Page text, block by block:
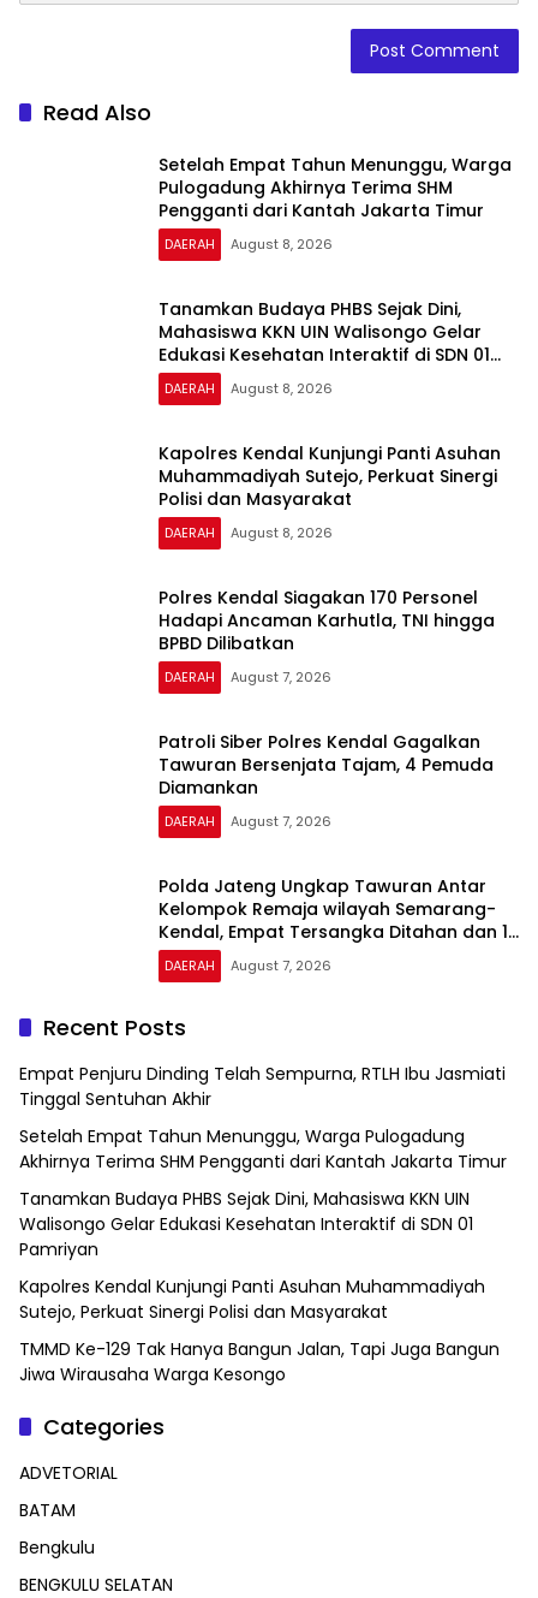
Read Also
Setelah Empat Tahun Menunggu, Warga
Pulogadung Akhirnya Terima SHM
Pengganti dari Kantah Jakarta Timur
DAERAH August 8, 2026
Tanamkan Budaya PHBS Sejak Dini,
Mahasiswa KKN UIN Walisongo Gelar
Edukasi Kesehatan Interaktif di SDN 01
Pamriyan
DAERAH August 8, 2026
Kapolres Kendal Kunjungi Panti Asuhan
Muhammadiyah Sutejo, Perkuat Sinergi
Polisi dan Masyarakat
DAERAH August 8, 2026
Polres Kendal Siagakan 170 Personel
Hadapi Ancaman Karhutla, TNI hingga
BPBD Dilibatkan
DAERAH August 7, 2026
Patroli Siber Polres Kendal Gagalkan
Tawuran Bersenjata Tajam, 4 Pemuda
Diamankan
DAERAH August 7, 2026
Polda Jateng Ungkap Tawuran Antar
Kelompok Remaja wilayah Semarang-
Kendal, Empat Tersangka Ditahan dan 17
DPO Diburu
DAERAH August 7, 2026
Recent Posts
Empat Penjuru Dinding Telah Sempurna, RTLH Ibu Jasmiati
Tinggal Sentuhan Akhir
Setelah Empat Tahun Menunggu, Warga Pulogadung
Akhirnya Terima SHM Pengganti dari Kantah Jakarta Timur
Tanamkan Budaya PHBS Sejak Dini, Mahasiswa KKN UIN
Walisongo Gelar Edukasi Kesehatan Interaktif di SDN 01
Pamriyan
Kapolres Kendal Kunjungi Panti Asuhan Muhammadiyah
Sutejo, Perkuat Sinergi Polisi dan Masyarakat
TMMD Ke-129 Tak Hanya Bangun Jalan, Tapi Juga Bangun
Jiwa Wirausaha Warga Kesongo
Categories
ADVETORIAL
BATAM
Bengkulu
BENGKULU SELATAN